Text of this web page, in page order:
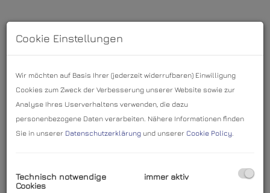
Cookie Einstellungen
Wir möchten auf Basis Ihrer (jederzeit widerrufbaren) Einwilligung
Cookies zum Zweck der Verbesserung unserer Website sowie zur
Analyse Ihres Userverhaltens verwenden, die dazu
personenbezogene Daten verarbeiten. Nähere Informationen finden
Sie in unserer Datenschutzerklärung und unserer Cookie Policy
Technisch notwendige
Cookies
immer aktiv